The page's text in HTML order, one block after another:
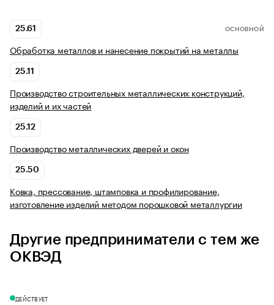
25.61 ОСНОВНОЙ
Обработка металлов и нанесение покрытий на металлы
25.11
Производство строительных металлических конструкций,
изделий и их частей
25.12
Производство металлических дверей и окон
25.50
Ковка, прессование, штамповка и профилирование,
изготовление изделий методом порошковой металлургии
Другие предприниматели с тем же
ОКВЭД
ДЕЙСТВУЕТ